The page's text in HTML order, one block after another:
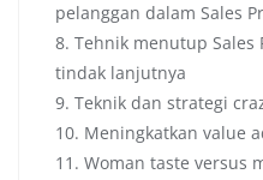
pelanggan dalam Sales
8. Tehnik menutup
tindak lanjutnya
9. Teknik dan strategi
10. Meningkatkan value
11. Woman taste versus